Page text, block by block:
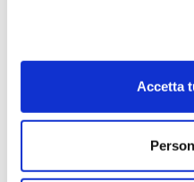
Accetta
AUSILI VISIVI PER
IPOVISIONE